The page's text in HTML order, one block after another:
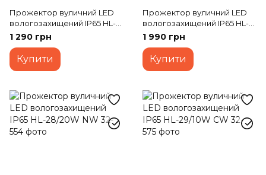
Прожектор вуличний LED
вологозахищений IP65 HL-
24/70W SMD NW
1 290 грн
Купити
Прожектор вуличний LED
вологозахищений IP65 HL-
26/150W SMD NW
1 990 грн
Купити